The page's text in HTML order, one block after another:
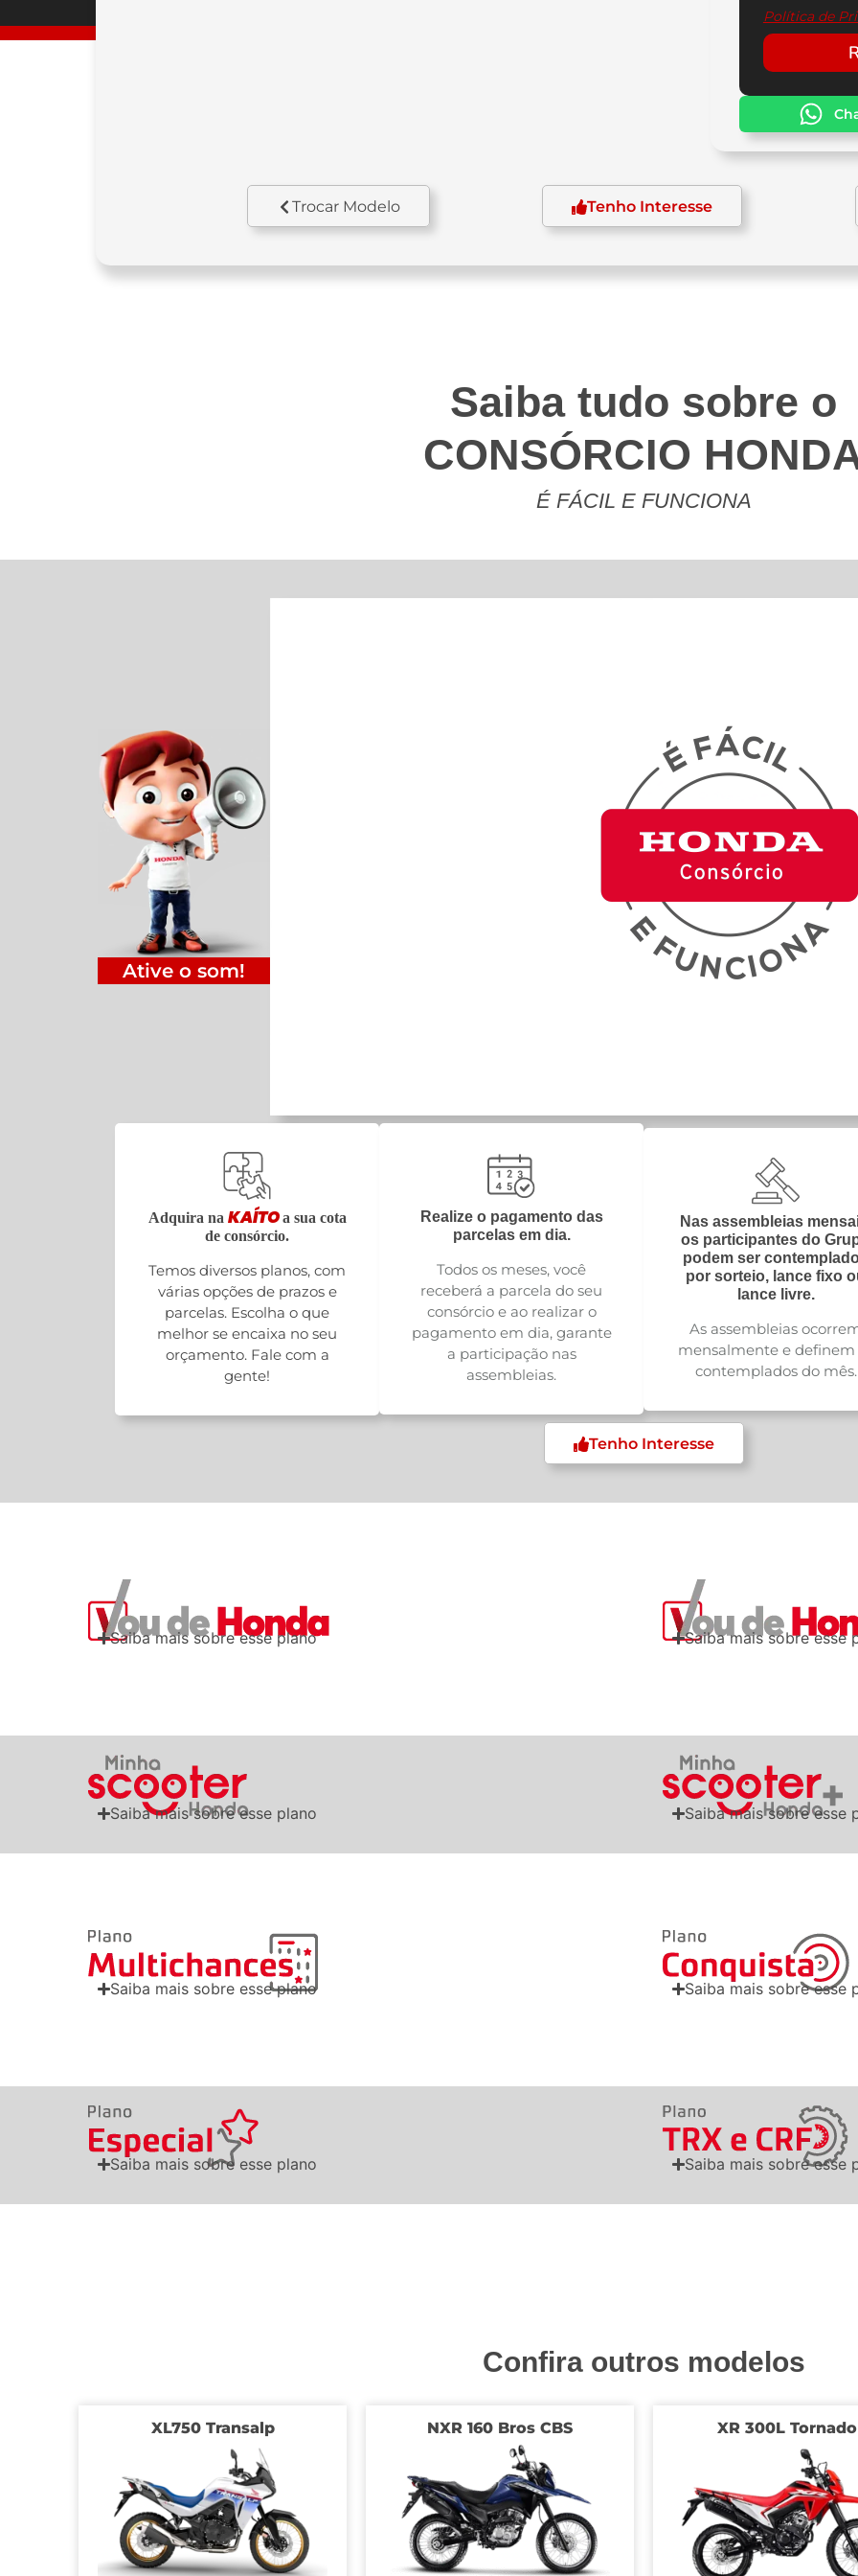
Política de
Trocar Modelo
Tenho Interesse
Motor
tempos, arrefecido a ar.
Cilindrada
293,5 cc
Transmissão
6 velocidades
Saiba tudo sobre o
CONSÓRCIO
É FÁCIL E FUNCIONA
Ative o som!
Adquira na KAÍTO a sua cota
de consórcio.
Temos diversos planos, com
várias opções de prazos e
parcelas. Escolha o que
melhor se encaixa no seu
orçamento. Fale com a
gente!
Realize o pagamento das
parcelas em dia.
Todos os meses, você
receberá a parcela do seu
consórcio e ao realizar o
pagamento em dia, garante
a participação nas
assembleias.
Nas assembleias
os participantes do
podem ser
por sorteio, lance fixo
lance livre.
As assembleias
mensalmente e definem
contemplados do mês.
Tenho Interesse
Saiba mais sobre esse plano Saiba mais sobre esse
Saiba mais sobre esse plano Saiba mais sobre esse
Saiba mais sobre esse plano Saiba mais sobre esse
Saiba mais sobre esse plano Saiba mais sobre esse
Confira outros modelos
XL750 Transalp NXR 160 Bros CBS XR 300L Tornado